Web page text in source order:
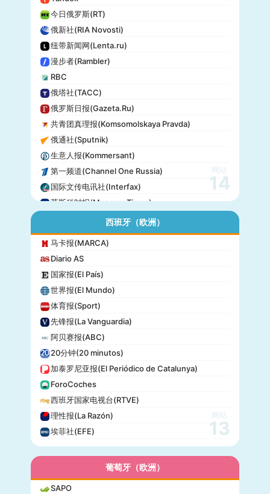
今日俄罗斯(RT)
俄新社(RIA Novosti)
纽带新闻网(Lenta.ru)
漫步者(Rambler)
RBC
俄塔社(TACC)
俄罗斯日报(Gazeta.Ru)
共青团真理报(Komsomolskaya Pravda)
俄通社(Sputnik)
生意人报(Kommersant)
第一频道(Channel One Russia)
国际文传电讯社(Interfax)
莫斯科时报(Moscow Times)
网站
14
西班牙（欧洲）
马卡报(MARCA)
Diario AS
国家报(El País)
世界报(El Mundo)
体育报(Sport)
先锋报(La Vanguardia)
阿贝赛报(ABC)
20分钟(20 minutos)
加泰罗尼亚报(El Periódico de Catalunya)
ForoCoches
西班牙国家电视台(RTVE)
理性报(La Razón)
埃菲社(EFE)
网站
13
葡萄牙（欧洲）
SAPO